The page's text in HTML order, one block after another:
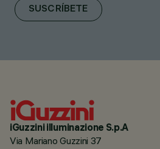
SUSCRÍBETE
iGuzzini illuminazione S.p.A
Via Mariano Guzzini 37